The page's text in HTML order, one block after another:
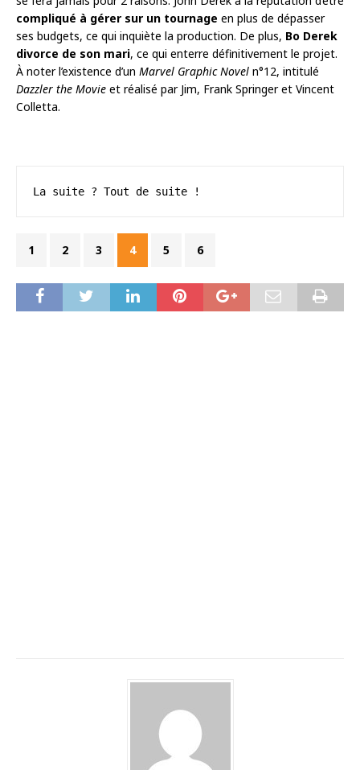
compliqué à gérer sur un tournage en plus de dépasser
ses budgets, ce qui inquiète la production. De plus, Bo Derek
divorce de son mari, ce qui enterre définitivement le projet.
À noter l’existence d’un Marvel Graphic Novel n°12, intitulé
Dazzler the Movie et réalisé par Jim, Frank Springer et Vincent
Colletta.
La suite ? Tout de suite !
1 2 3 4 5 6